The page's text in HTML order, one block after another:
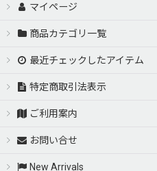
マイページ
商品カテゴリ一覧
最近チェックしたアイテム
特定商取引法表示
ご利用案内
お問い合せ
New Arrivals